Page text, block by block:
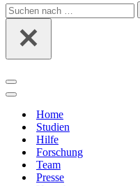
Suchen
nach …
Navigations-
Menü
Navigations-
Home
Studien
Hilfe
Forschung
Team
Presse